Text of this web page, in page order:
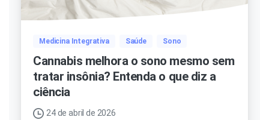
Medicina Integrativa Saúde Sono
Cannabis melhora o sono mesmo sem
tratar insônia? Entenda o que diz a
ciência
24 de abril de 2026